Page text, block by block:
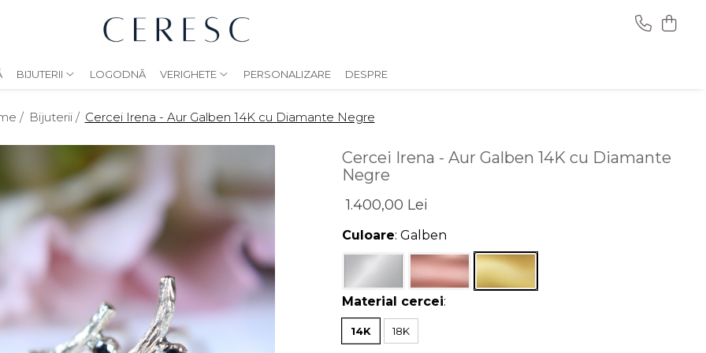
BIJUTERII LOGODNĂ VERIGHETE PERSONALIZARE DESPRE
/ Bijuterii / Cercei Irena - Aur Galben 14K cu Diamante Negre
Cercei Irena - Aur Galben 14K cu Diamante
Negre
1.400,00 Lei
Culoare: Galben
Material cercei:
14K 18K